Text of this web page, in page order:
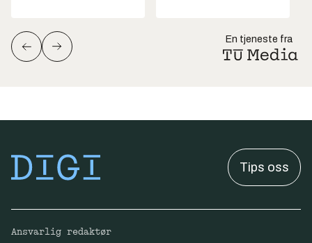
En tjeneste fra
Tips oss
Ansvarlig redaktør